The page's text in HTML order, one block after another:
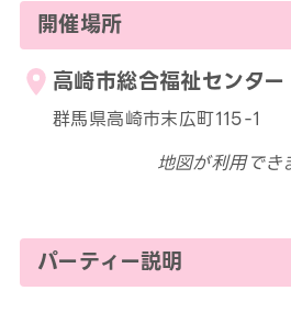
開催場所
高崎市総合福祉センタ
群馬県高崎市末広町115-1
地図が利用でき
パーティー説明